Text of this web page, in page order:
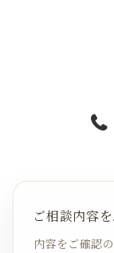
ご相談内容
内容をご確認